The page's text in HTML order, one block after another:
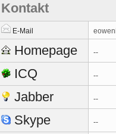
Kontakt
E-Mail
Homepage --
ICQ --
Jabber --
Skype --